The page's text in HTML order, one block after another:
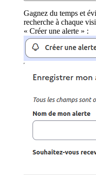
Gagnez du temps et
recherche à chaque
« Créer une alerte » :